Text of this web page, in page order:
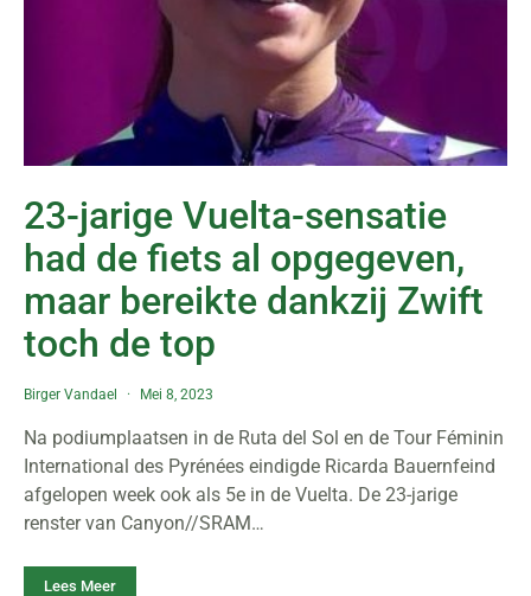
23-jarige Vuelta-sensatie
had de fiets al opgegeven,
maar bereikte dankzij Zwift
toch de top
Birger Vandael Mei 8, 2023
Na podiumplaatsen in de Ruta del Sol en de Tour Féminin
International des Pyrénées eindigde Ricarda Bauernfeind
afgelopen week ook als 5e in de Vuelta. De 23-jarige
renster van Canyon//SRAM…
Lees Meer